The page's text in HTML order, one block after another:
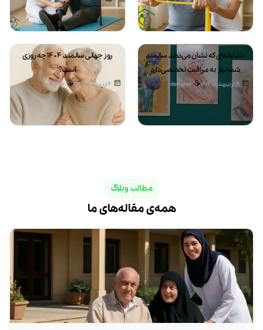
۱۰ نشانه‌ای که نشان می‌دهد سالمند
شما نیاز به مراقبت تخصصی دارد
19 اردیبهشت 1404 designer
روز جهانی سالمند ۱۴۰۴ چه روزی
است؟
2 اردیبهشت 1404 designer
مطالب وبلاگ
همه‌ی مقاله‌های ما